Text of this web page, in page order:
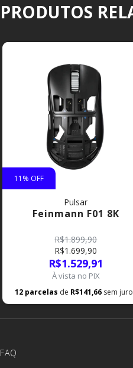
PRODUTOS
11 % OFF
Pulsar
Feinmann F01 8K
R$1.899,90
R$1.699,90
R$1.529,91
À vista no PIX
12 parcelas de R$141,66 sem
FAQ